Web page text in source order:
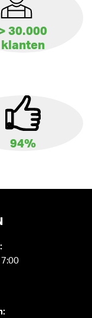
> 30.000
klanten
94%